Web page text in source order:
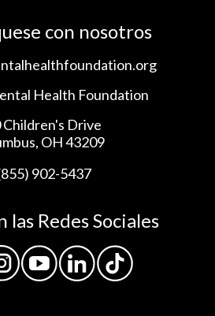
con nosotros
Health Foundation
Children's Drive
OH 43209
902-5437
las Redes Sociales